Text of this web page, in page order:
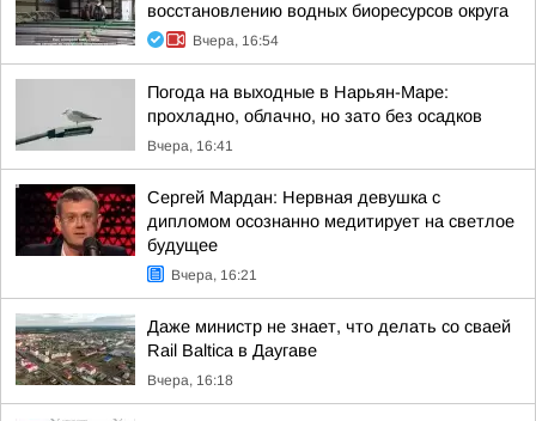
восстановлению водных биоресурсов округа
Вчера, 16:54
Погода на выходные в Нарьян-Маре:
прохладно, облачно, но зато без осадков
Вчера, 16:41
Сергей Мардан: Нервная девушка с
дипломом осознанно медитирует на светлое
будущее
Вчера, 16:21
Даже министр не знает, что делать со сваей
Rail Baltica в Даугаве
Вчера, 16:18